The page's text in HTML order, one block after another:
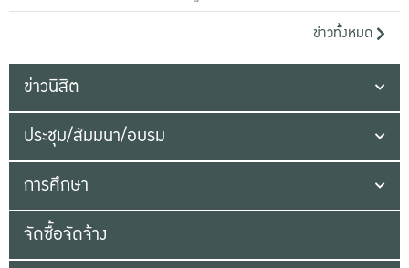
ข่าวทั้งหมด
ข่าวนิสิต
ประชุม/สัมมนา/อบรม
การศึกษา
จัดซื้อจัดจ้าง